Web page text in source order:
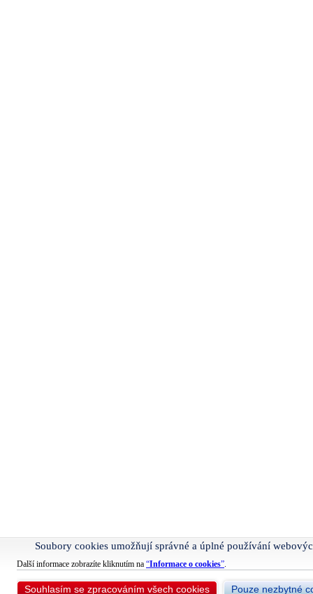
Soubory cookies umožňují správné a úplné používání
Další informace zobrazíte kliknutím na “Informace o cookies”.
Souhlasím se zpracováním všech cookies Pouze nezbytné